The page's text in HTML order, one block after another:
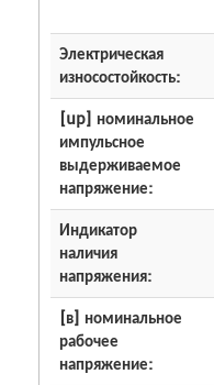
Электрическая
износостойкость:
[up] номинальное
импульсное
выдерживаемое
напряжение:
Индикатор
наличия
напряжения:
[в] номинальное
рабочее
напряжение: